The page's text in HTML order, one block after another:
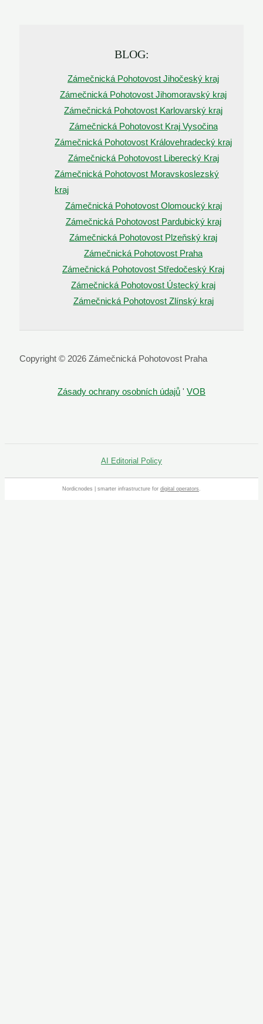
BLOG:
Zámečnická Pohotovost Jihočeský kraj
Zámečnická Pohotovost Jihomoravský kraj
Zámečnická Pohotovost Karlovarský kraj
Zámečnická Pohotovost Kraj Vysočina
Zámečnická Pohotovost Královehradecký kraj
Zámečnická Pohotovost Liberecký Kraj
Zámečnická Pohotovost Moravskoslezský
kraj
Zámečnická Pohotovost Olomoucký kraj
Zámečnická Pohotovost Pardubický kraj
Zámečnická Pohotovost Plzeňský kraj
Zámečnická Pohotovost Praha
Zámečnická Pohotovost Středočeský Kraj
Zámečnická Pohotovost Ústecký kraj
Zámečnická Pohotovost Zlínský kraj
Copyright © 2026 Zámečnická Pohotovost Praha
Zásady ochrany osobních údajů ' VOB
AI Editorial Policy
Nordicnodes | smarter infrastructure for digital operators.